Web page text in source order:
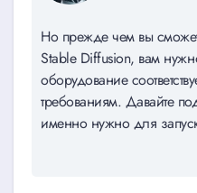
Но прежде чем вы
Stable Diffusion, вам
оборудование
требованиям. Давайте
именно нужно для